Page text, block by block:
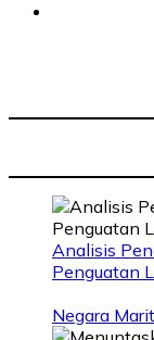
Analisis
Penguatan
Negara